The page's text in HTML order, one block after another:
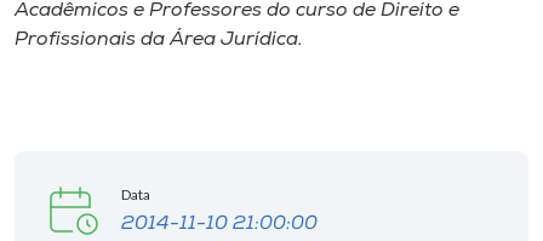
Rádio
Store
Acadêmicos e Professores do curso de Direito e
Profissionais da Área Jurídica.
Data
2014-11-10 21:00:00